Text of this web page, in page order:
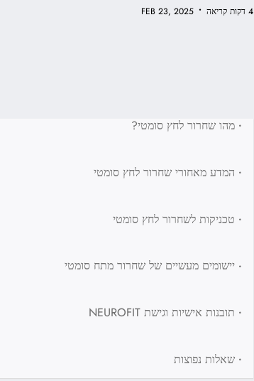
4 דקות קריאה •
FEB 23, 2025
• מהו שחרור לחץ סומטי?
• המדע מאחורי שחרור לחץ סומטי
• טכניקות לשחרור לחץ סומטי
• יישומים מעשיים של שחרור מתח סומטי
• תובנות אישיות וגישת NEUROFIT
• שאלות נפוצות